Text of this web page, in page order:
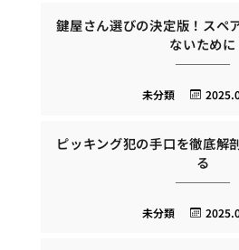
鍵屋さん選びの決定版！スペ
ないために
未分類
ピッキング犯の手口を徹底解
る
未分類